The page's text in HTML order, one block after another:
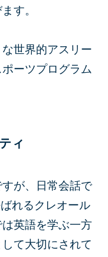
す。
世界的アスリー
ーツプログラム
ィ
が、日常会話で
れるクレオール
英語を学ぶ一方
て大切にされて